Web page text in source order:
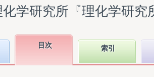
学研究所『理化学研
目次 索引